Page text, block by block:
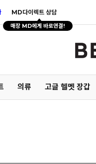
MD다이렉트 상담
매장 MD에게 바로연결!
의류 고글 헬멧 장갑